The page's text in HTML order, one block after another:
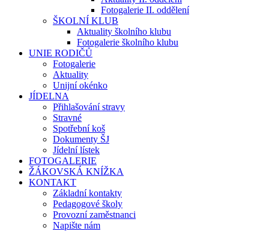
Fotogalerie II. oddělení
ŠKOLNÍ KLUB
Aktuality školního klubu
Fotogalerie školního klubu
UNIE RODIČŮ
Fotogalerie
Aktuality
Unijní okénko
JÍDELNA
Přihlašování stravy
Stravné
Spotřební koš
Dokumenty ŠJ
Jídelní lístek
FOTOGALERIE
ŽÁKOVSKÁ KNÍŽKA
KONTAKT
Základní kontakty
Pedagogové školy
Provozní zaměstnanci
Napište nám